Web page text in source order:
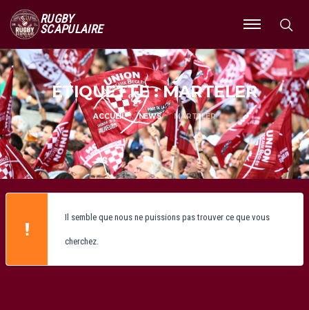
RUGBY
SCAPULAIRE
Ouvrir
le
menu
ÉTIQUETTE : MARTELER
ACCUEIL NEWS MARTELER
Il semble que nous ne puissions pas trouver ce que vous
cherchez.